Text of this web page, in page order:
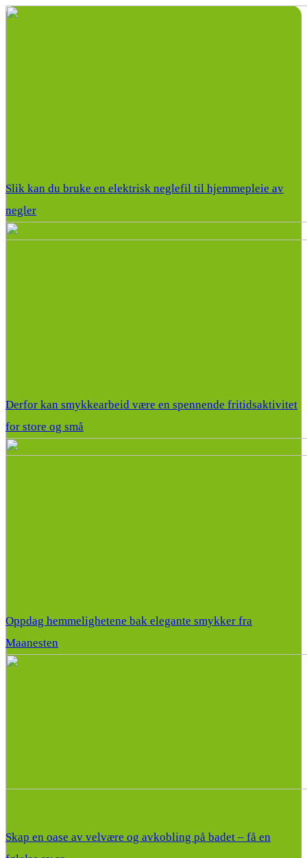
Slik kan du bruke en elektrisk neglefil til hjemmepleie av
negler
Derfor kan smykkearbeid være en spennende fritidsaktivitet
for store og små
Oppdag hemmelighetene bak elegante smykker fra
Maanesten
Skap en oase av velvære og avkobling på badet – få en